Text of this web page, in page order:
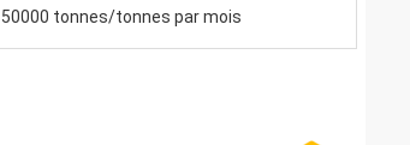
50000 tonnes/tonnes par mois